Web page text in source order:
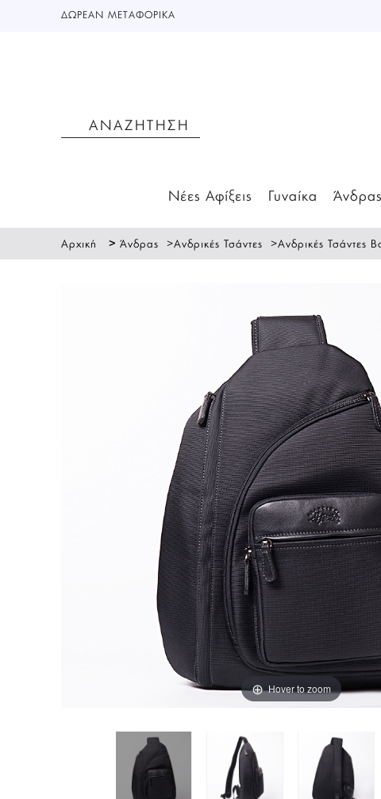
ΔΩΡΕΑΝ ΜΕΤΑΦΟΡΙΚΑ
Νέες Αφίξεις Γυναίκα Άνδρας
Αρχική > Άνδρας >Ανδρικές Τσάντες >Ανδρικές Τσάντες
Hover to zoom